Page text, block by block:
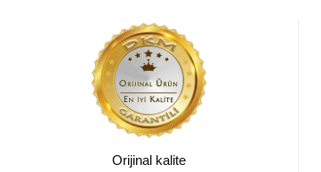
Orijinal kalite